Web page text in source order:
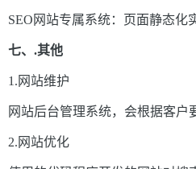
SEO网站专属系统：页面静态化
七、.其他
1.网站维护
网站后台管理系统，会根据客
2.网站优化